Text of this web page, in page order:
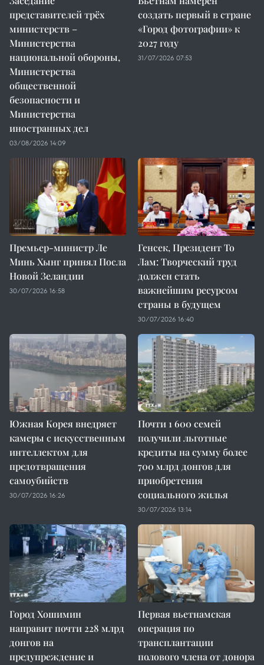
представителей трёх
министерств –
Министерства
национальной обороны,
Министерства
общественной
безопасности и
Министерства
иностранных дел
03/08/2026 14:09
создать первый в стране
«Город фотографии» к
2027 году
31/07/2026 07:53
Премьер-министр Ле
Минь Хынг принял Посла
Новой Зеландии
30/07/2026 16:58
Генсек, Президент То
Лам: Творческий труд
должен стать
важнейшим ресурсом
страны в будущем
30/07/2026 16:40
Южная Корея внедряет
камеры с искусственным
интеллектом для
предотвращения
самоубийств
30/07/2026 16:26
Почти 1 600 семей
получили льготные
кредиты на сумму более
700 млрд донгов для
приобретения
социального жилья
30/07/2026 13:14
Город Хошимин
направит почти 228 млрд
донгов на
предупреждение и
Первая вьетнамская
операция по
трансплантации
полового члена от донора